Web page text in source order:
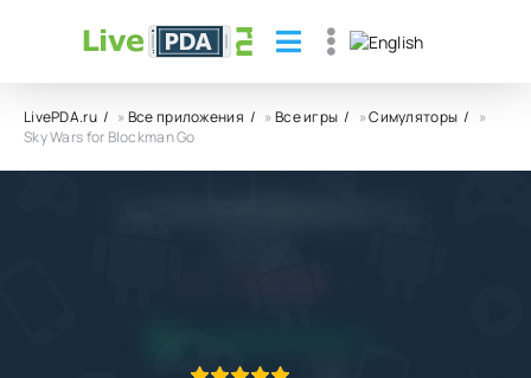
LivePDA.ru »Все приложения »Все игры »Симуляторы
»
Sky Wars for Blockman Go